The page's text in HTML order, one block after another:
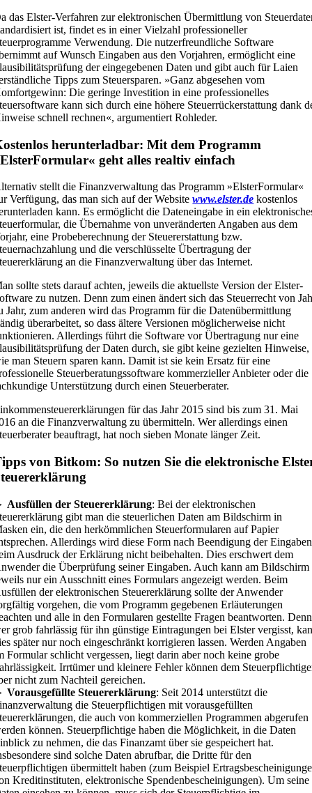
das Elster-Verfahren zur elektronischen Übermittlung von
ist, findet es in einer Vielzahl professioneller
Verwendung. Die nutzerfreundliche Software
auf Wunsch Eingaben aus den Vorjahren, ermöglicht eine
der eingegebenen Daten und gibt auch für Laien
Tipps zum Steuersparen. »Ganz abgesehen vom
Die geringe Investition in eine professionelles
kann sich durch eine höhere Steuerrückerstattung dank
schnell rechnen«, argumentiert Rohleder.
herunterladbar: Mit dem Programm
geht alles realtiv einfach
stellt die Finanzverwaltung das Programm »ElsterFormular«
Verfügung, das man sich auf der Websitewww.elster.de kostenlos
kann. Es ermöglicht die Dateneingabe in ein
die Übernahme von unveränderten Angaben aus dem
eine Probeberechnung der Steuererstattung bzw.
und die verschlüsselte Übertragung der
an die Finanzverwaltung über das Internet.
sollte stets darauf achten, jeweils die aktuellste Version der Elster-
zu nutzen. Denn zum einen ändert sich das Steuerrecht von
Jahr, zum anderen wird das Programm für die Datenübermittlung
überarbeitet, so dass ältere Versionen möglicherweise nicht
Allerdings führt die Software vor Übertragung nur eine
der Daten durch, sie gibt keine gezielten Hinweise,
man Steuern sparen kann. Damit ist sie kein Ersatz für eine
Steuerberatungssoftware kommerzieller Anbieter oder die
Unterstützung durch einen Steuerberater.
für das Jahr 2015 sind bis zum 31. Mai
an die Finanzverwaltung zu übermitteln. Wer allerdings einen
beauftragt, hat noch sieben Monate länger Zeit.
von Bitkom: So nutzen Sie die elektronische
Ausfüllen der Steuererklärung: Bei der elektronischen
gibt man die steuerlichen Daten am Bildschirm in
ein, die den herkömmlichen Steuerformularen auf Papier
Allerdings wird diese Form nach Beendigung der Eingaben
Ausdruck der Erklärung nicht beibehalten. Dies erschwert dem
die Überprüfung seiner Eingaben. Auch kann am Bildschirm
nur ein Ausschnitt eines Formulars angezeigt werden. Beim
der elektronischen Steuererklärung sollte der Anwender
vorgehen, die vom Programm gegebenen Erläuterungen
und alle in den Formularen gestellte Fragen beantworten. Denn
grob fahrlässig für ihn günstige Eintragungen bei Elster vergisst,
später nur noch eingeschränkt korrigieren lassen. Werden Angaben
Formular schlicht vergessen, liegt darin aber noch keine grobe
Irrtümer und kleinere Fehler können dem
nicht zum Nachteil gereichen.
Vorausgefüllte Steuererklärung: Seit 2014 unterstützt die
die Steuerpflichtigen mit vorausgefüllten
die auch von kommerziellen Programmen abgerufen
können. Steuerpflichtige haben die Möglichkeit, in die Daten
zu nehmen, die das Finanzamt über sie gespeichert hat.
sind solche Daten abrufbar, die Dritte für den
übermittelt haben (zum Beispiel
Kreditinstituten, elektronische Spendenbescheinigungen). Um seine